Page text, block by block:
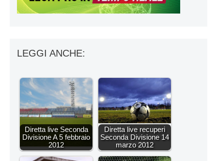
LEGGI ANCHE:
Diretta live Seconda
Divisione A 5 febbraio
2012
Diretta live recuperi
Seconda Divisione 14
marzo 2012